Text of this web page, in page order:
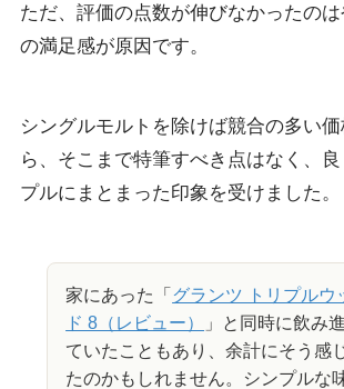
ただ、評価の点数が伸びなかったの
の満足感が原因です。
シングルモルトを除けば競合の多い
ら、そこまで特筆すべき点はなく、
プルにまとまった印象を受けました。
家にあった「グランツ トリプルウ
ド 8（レビュー）
」と同時に飲み
ていたこともあり、余計にそう感
たのかもしれません。シンプルな